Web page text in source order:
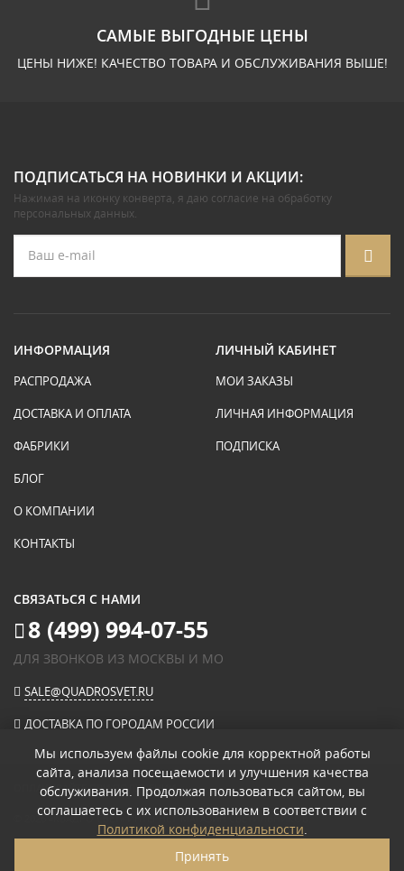
САМЫЕ ВЫГОДНЫЕ ЦЕНЫ
ЦЕНЫ НИЖЕ! КАЧЕСТВО ТОВАРА И ОБСЛУЖИВАНИЯ ВЫШЕ!
ПОДПИСАТЬСЯ НА НОВИНКИ И АКЦИИ:
Нажимая на иконку конверта, я даю согласие на обработку
персональных данных.
ИНФОРМАЦИЯ
РАСПРОДАЖА
ДОСТАВКА И ОПЛАТА
ФАБРИКИ
БЛОГ
О КОМПАНИИ
КОНТАКТЫ
ЛИЧНЫЙ КАБИНЕТ
МОИ ЗАКАЗЫ
ЛИЧНАЯ ИНФОРМАЦИЯ
ПОДПИСКА
СВЯЗАТЬСЯ С НАМИ
8 (499) 994-07-55
ДЛЯ ЗВОНКОВ ИЗ МОСКВЫ И МО
SALE@QUADROSVET.RU
ДОСТАВКА ПО ГОРОДАМ РОССИИ
ОПЛАЧИВАЙТЕ ПРИ ПОЛУЧЕНИИ
© 2026«КВАДРО СВЕТ» ИНТЕРНЕТ-МАГАЗИН СВЕТИЛЬНИКОВ.
ПОЛИТИКА КОНФИДЕНЦИАЛЬНОСТИ
Мы используем файлы cookie для корректной работы
сайта, анализа посещаемости и улучшения качества
обслуживания. Продолжая пользоваться сайтом, вы
соглашаетесь с их использованием в соответствии с
Политикой конфиденциальности.
Принять